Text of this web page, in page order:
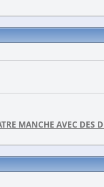
MANCHE AVEC DES